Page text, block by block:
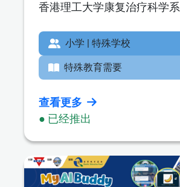
香港理工大学康复治疗科学系
小学 | 特殊学校
特殊教育需要
查看更多
● 已经推出